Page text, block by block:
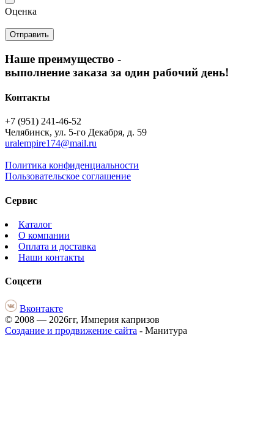
Оценка
Наше преимущество -
выполнение заказа за один рабочий день!
Контакты
+7 (951) 241-46-52
Челябинск, ул. 5-го Декабря, д. 59
uralempire174@mail.ru
Политика конфиденциальности
Пользовательское соглашение
Сервис
Каталог
О компании
Оплата и доставка
Наши контакты
Соцсети
Вконтакте
© 2008 — 2026гг, Империя капризов
Создание и продвижение сайта - Манитура